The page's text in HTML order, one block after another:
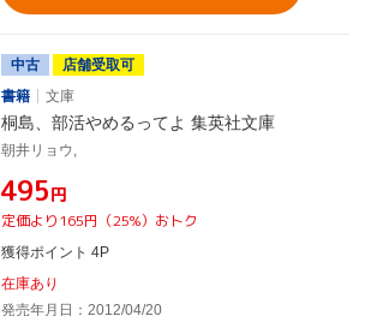
中古
店舗受取可
書籍
文庫
桐島、部活やめるってよ 集英社文庫
朝井リョウ,
¥495円
定価より165円（25%）おトク
獲得ポイント 4P
在庫あり
発売年月日：2012/04/20